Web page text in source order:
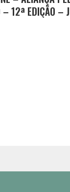
– 12ª EDIÇÃO –